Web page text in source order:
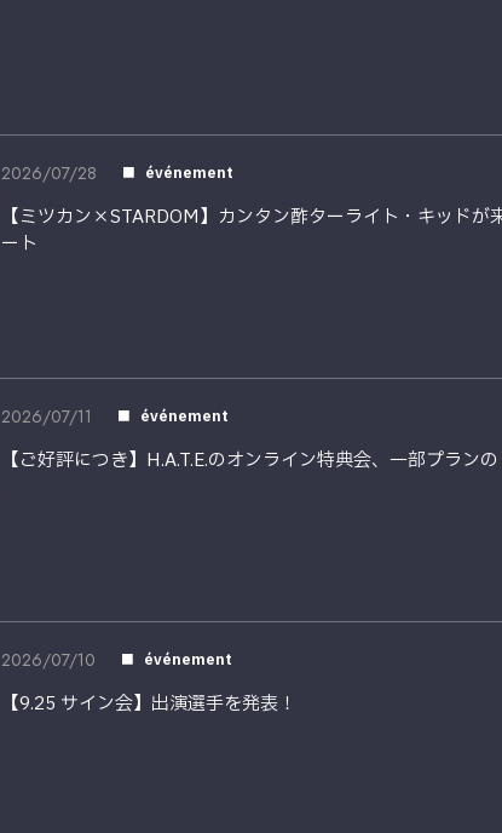
2026/07/28 événement
【ミツカン×STARDOM】カンタン酢ターライト・キッド
ート
2026/07/11 événement
【ご好評につき】H.A.T.E.のオンライン特典会、一部プラン
2026/07/10 événement
【9.25 サイン会】出演選手を発表！